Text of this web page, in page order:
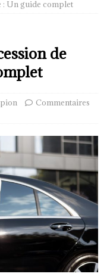
: Un guide complet
de
Commentaires